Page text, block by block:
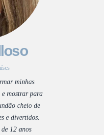
minhas
mostrar para
cheio de
e divertidos.
12 anos